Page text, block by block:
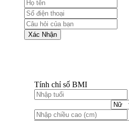
Xác Nhận
Tính chỉ số BMI